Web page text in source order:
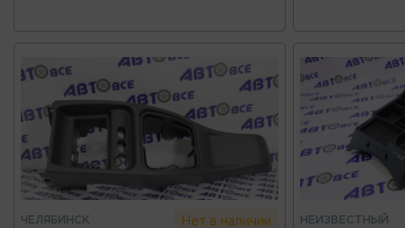
ЧЕЛЯБИНСК Нет в наличии НЕИЗВЕСТНЫЙ